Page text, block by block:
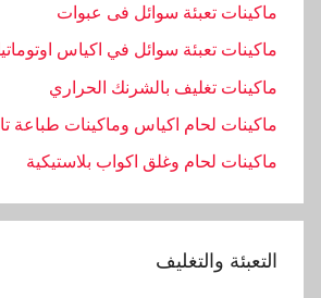
ماكينات تعبئة سوائل فى عبوات
ماكينات تعبئة سوائل في اكياس
ماكينات تغليف بالشرنك الحراري
ماكينات لحام اكياس وماكينات طباعة
ماكينات لحام وغلق اكواب بلاستيكية
التعبئة والتغليف